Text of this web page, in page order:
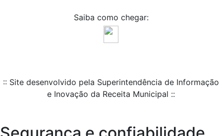
Saiba como chegar:
:: Site desenvolvido pela Superintendência de Informação
e Inovação da Receita Municipal ::